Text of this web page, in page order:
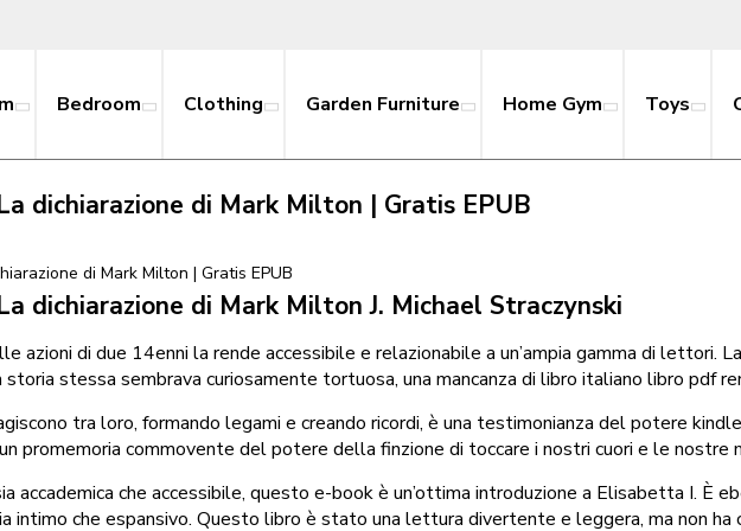
Bedroom Clothing Garden Furniture Home Gym Toys
dichiarazione di Mark Milton | Gratis EPUB
di Mark Milton | Gratis EPUB
dichiarazione di Mark Milton J. Michael Straczynski
azioni di due 14enni la rende accessibile e relazionabile a un’ampia gamma di lettori.
storia stessa sembrava curiosamente tortuosa, una mancanza di libro italiano libro pdf
tra loro, formando legami e creando ricordi, è una testimonianza del potere
promemoria commovente del potere della finzione di toccare i nostri cuori e le
accademica che accessibile, questo e-book è un’ottima introduzione a Elisabetta I. È
intimo che espansivo. Questo libro è stato una lettura divertente e leggera, ma non